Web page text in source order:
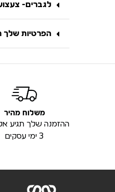
לגברים-
הפרטיות שלך
משלוח מהיר
ההזמנה שלך תגיע
3 ימי עסקים